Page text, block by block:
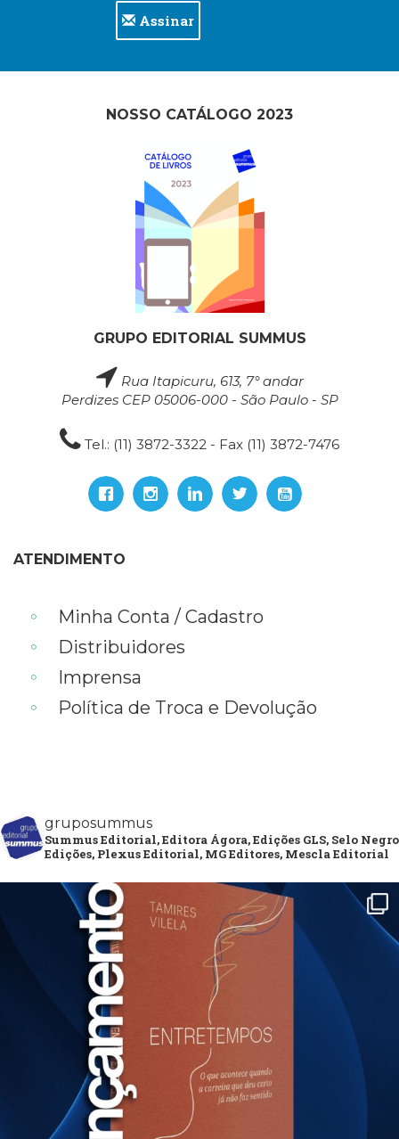
Assinar
NOSSO CATÁLOGO 2023
GRUPO EDITORIAL SUMMUS
Rua Itapicuru, 613, 7° andar
Perdizes CEP 05006-000 - São Paulo - SP
Tel.: (11) 3872-3322 - Fax (11) 3872-7476
ATENDIMENTO
Minha Conta / Cadastro
Distribuidores
Imprensa
Política de Troca e Devolução
gruposummus
Summus Editorial, Editora Ágora, Edições GLS, Selo Negro
Edições, Plexus Editorial, MG Editores, Mescla Editorial